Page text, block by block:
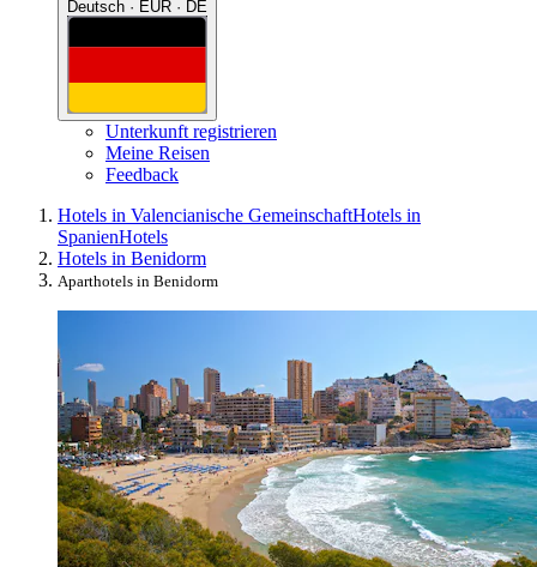
Deutsch · EUR · DE
Unterkunft registrieren
Meine Reisen
Feedback
Hotels in Valencianische GemeinschaftHotels in
SpanienHotels
Hotels in Benidorm
Aparthotels in Benidorm